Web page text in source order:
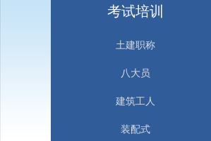
考试培训
土建职称
八大员
建筑工人
装配式